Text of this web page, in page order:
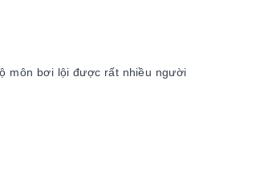
môn bơi lội được rất nhiều người